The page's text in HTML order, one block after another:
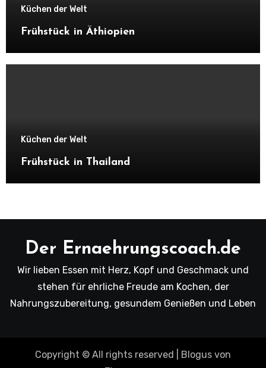
Küchen der Welt
Frühstück in Äthiopien
Küchen der Welt
Frühstück in Thailand
Der Ernaehrungscoach.de
Wir lieben Essen mit Herz, Kopf und Geschmack und
stehen für ehrliche Freude am Kochen, der
Nahrungszubereitung, gesundem Genießen und Leben
Copyright © All rights reserved Blogus von